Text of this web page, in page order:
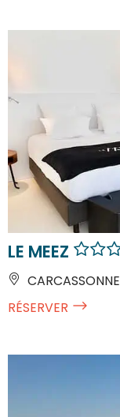
LE MEEZ
CARCASSONNE
RÉSERVER